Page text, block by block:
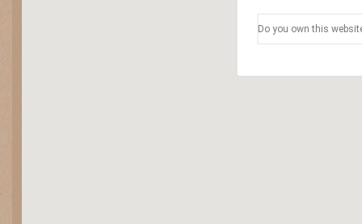
Do you own this